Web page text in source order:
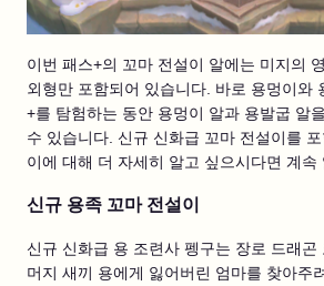
이번 패스+의 꼬마 전설이 알에는 미지의
외형만 포함되어 있습니다. 바로 용멍이와
+를 탐험하는 동안 용멍이 알과 용발굽 알
수 있습니다. 신규 신화급 꼬마 전설이를
이에 대해 더 자세히 알고 싶으시다면 계속
신규 용족 꼬마 전설이
신규 신화급 용 조련사 펭구는 장로 드래곤
머지 새끼 용에게 잃어버린 엄마를 찾아주